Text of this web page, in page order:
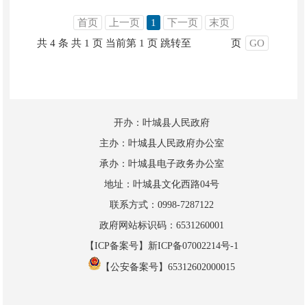
首页 上一页 1 下一页
末页
共 4 条 共 1 页 当前第 1 页 跳转至 页 GO
开办：叶城县人民政府
主办：叶城县人民政府办公室
承办：叶城县电子政务办公室
地址：叶城县文化西路04号
联系方式：0998-7287122
政府网站标识码：6531260001
【ICP备案号】新ICP备07002214号-1
【公安备案号】65312602000015